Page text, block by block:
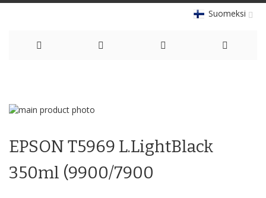
Suomeksi
Content
Skip
end
the
images
the
of
the
EPSON T5969 L.LightBlack
350ml (9900/7900